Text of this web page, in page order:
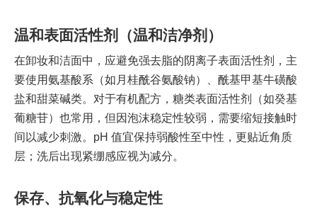
温和表面活性剂（温和洁净剂）
在卸妆和洁面中，应避免强去脂的阴离子表面活性剂，主
要使用氨基酸系（如月桂酰谷氨酸钠）、酰基甲基牛磺酸
盐和甜菜碱类。对于有机配方，糖类表面活性剂（如癸基
葡糖苷）也常用，但因泡沫稳定性较弱，需要缩短接触时
间以减少刺激。pH 值宜保持弱酸性至中性，更贴近角质
层；洗后出现紧绷感应视为减分。
保存、抗氧化与稳定性